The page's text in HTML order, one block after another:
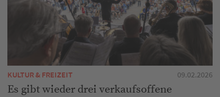
KULTUR & FREIZEIT 09.02.2026
Es gibt wieder drei verkaufsoffene